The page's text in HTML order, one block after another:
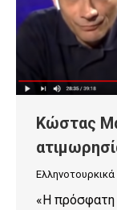
Κώστας
Ελληνοτουρκικά
«Η πρόσφατη